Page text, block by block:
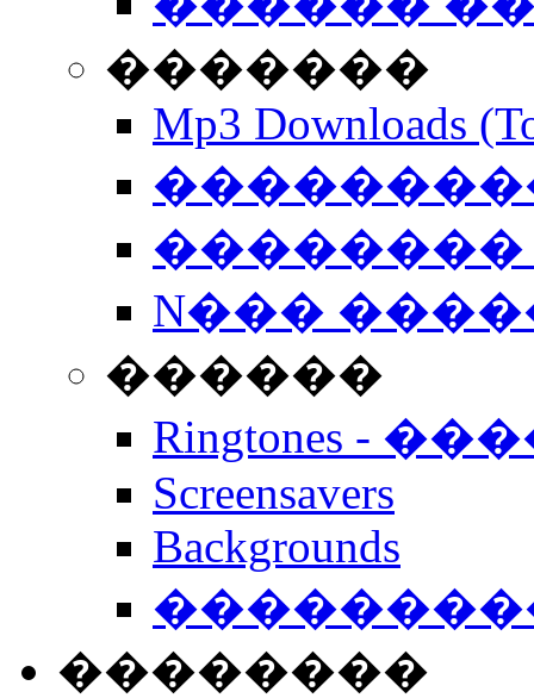
�������
Mp3 Downloads
��������
N���
������
Ringtones -
Screensavers
Backgrounds
��������